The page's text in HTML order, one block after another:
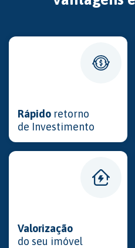
Rápido retorno
de Investimento
Valorização
do seu imóvel